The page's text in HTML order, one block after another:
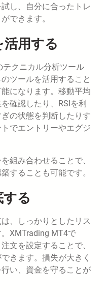
し、自分に合ったトレ
できます。
用する
クニカル分析ツール
ツールを活用すること
になります。移動平均
確認したり、RSIを利
の状態を判断したりす
でエントリーやエグジ
組み合わせることで、
することも可能です。
る
、しっかりとしたリス
XMTrading MT4で
文を設定することで、
きます。損失が大きく
い、資金を守ることが